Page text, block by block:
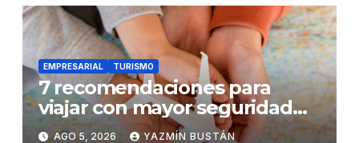
EMPRESARIAL TURISMO
7 recomendaciones para
viajar con mayor seguridad
dentro y fuera del Ecuador
AGO 5, 2026 YAZMÍN BUSTÁN